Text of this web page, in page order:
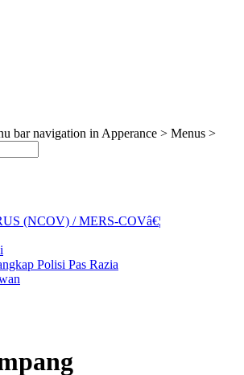
bar navigation in Apperance > Menus >
(NCOV) / MERS-COVâ€¦
Polisi Pas Razia